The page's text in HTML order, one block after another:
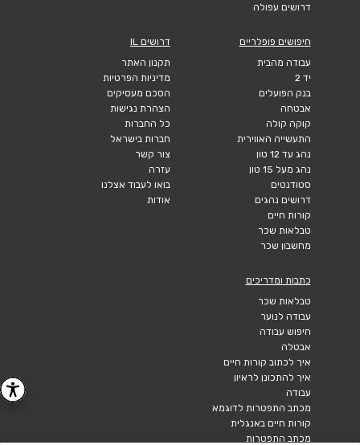
דרושים עפולה
חיפושים פופלריים
עבודה מהבית
יד 2
בנק הפועלים
אבטחה
קוקה קולה
התעשייה האווירית
נהג עד 12 טון
נהג מעל 15 טון
סטודנטים
דרושים נהגים
קורות חיים
טבלאות שכר
מחשבון שכר
דרושים IL
תקנון האתר
מדיניות הפרטיות
הסכם מעסיקים
הצהרת נגישות
כל החברות
חברות בישראל
צור קשר
עזרה
בואו לעבוד אצלנו
אודות
כתבות ומדריכים
טבלאות שכר
עבודה לנוער
חיפוש עבודה
אבטלה
איך לכתוב קורות חיים
איך להתכונן לראיון
עבודה
מכתב התפטרות לדוגמא
קורות חיים באנגלית
מכתב התפטרות